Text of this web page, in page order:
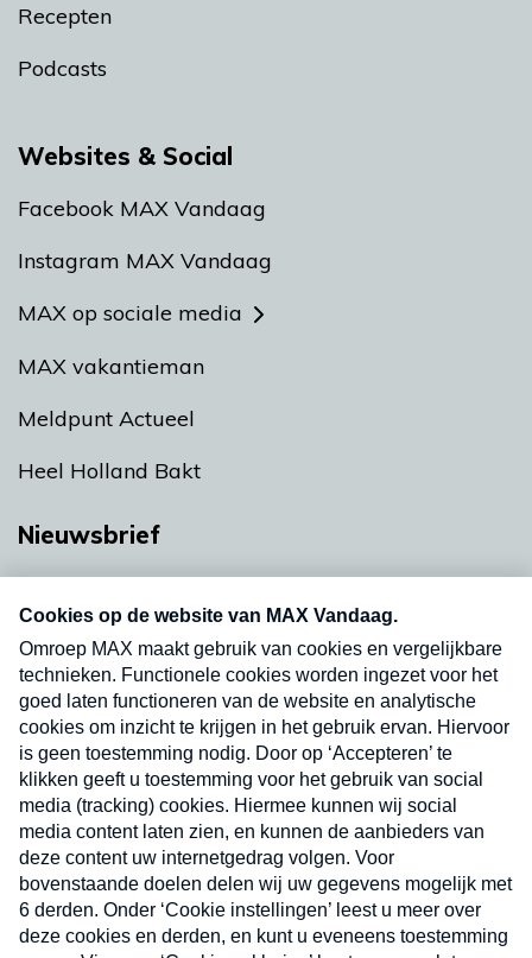
Recepten
Podcasts
Websites & Social
Facebook MAX Vandaag
Instagram MAX Vandaag
MAX op sociale media
MAX vakantieman
Meldpunt Actueel
Heel Holland Bakt
Nieuwsbrief
nieuwsbrief. Elke vrijdag- en dinsdagochtend in
uw mailbox.
Verzend
Nieuwsbrief